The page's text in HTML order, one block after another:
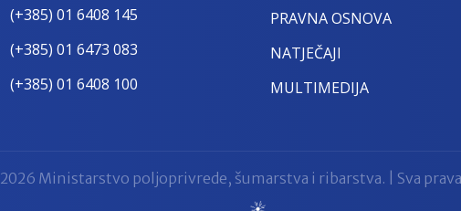
(+385) 01 6408 145
(+385) 01 6473 083
(+385) 01 6408 100
PRAVNA OSNOVA
NATJEČAJI
MULTIMEDIJA
2026 Ministarstvo poljoprivrede, šumarstva i ribarstva. | Sva